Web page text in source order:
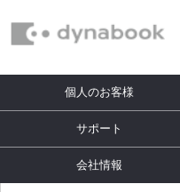
個人のお客様
サポート
会社情報